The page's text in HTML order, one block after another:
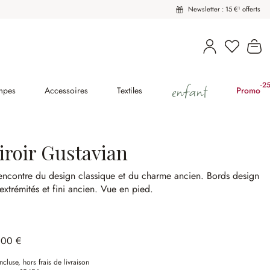
Newsletter : 15 €¹ offerts
Vous
Accessoires Textiles enfant Promo-
Gustavian
du design classique et du charme ancien. Bords design
et fini ancien.Vue en pied.
€
hors frais de livraison